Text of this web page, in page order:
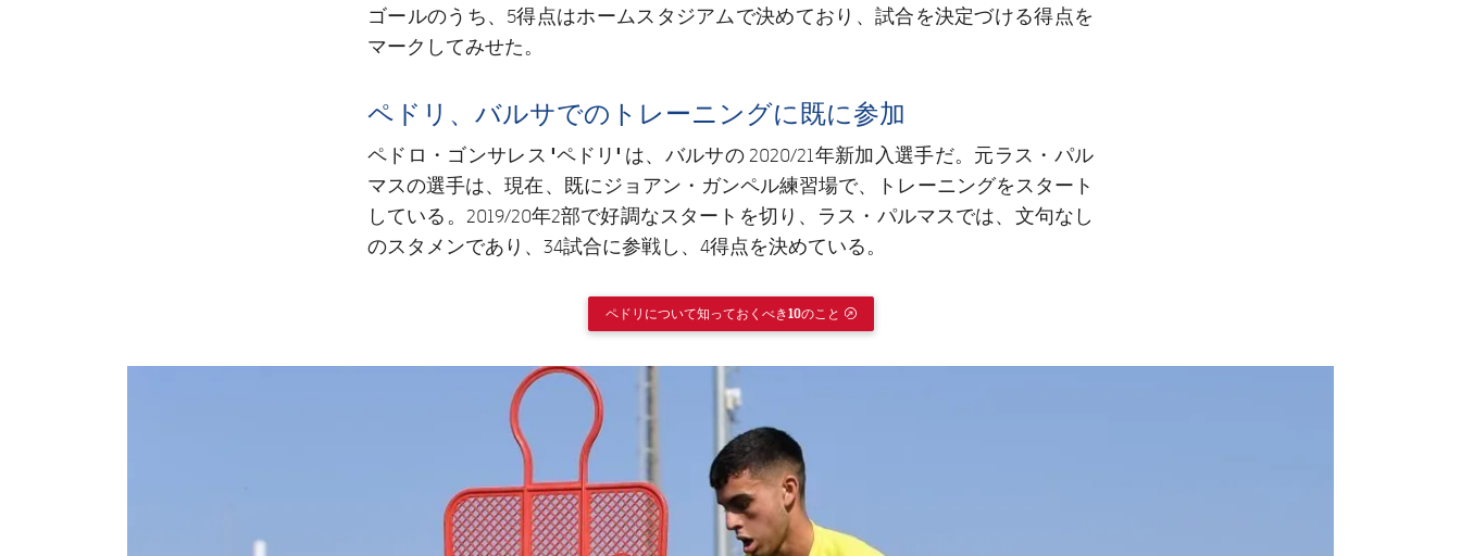
ゴールのうち、5得点はホームスタジアムで決めており、試合を決定づける得点を
マークしてみせた。
ペドリ、バルサでのトレーニングに既に参加
ペドロ・ゴンサレス 'ペドリ' は、バルサの 2020/21年新加入選手だ。元ラス・パル
マスの選手は、現在、既にジョアン・ガンペル練習場で、トレーニングをスタート
している。2019/20年2部で好調なスタートを切り、ラス・パルマスでは、文句なし
のスタメンであり、34試合に参戦し、4得点を決めている。
ペドリについて知っておくべき10のこと EXTERNAL LINK